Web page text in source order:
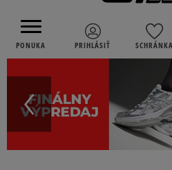
PONUKA PRIHLÁSIŤ SCHRÁNKA